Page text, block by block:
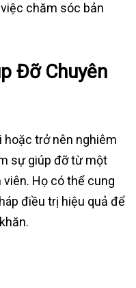
chăm sóc bản
Đỡ Chuyên
hoặc trở nên nghiêm
sự giúp đỡ từ một
Họ có thể cung
điều trị hiệu quả để